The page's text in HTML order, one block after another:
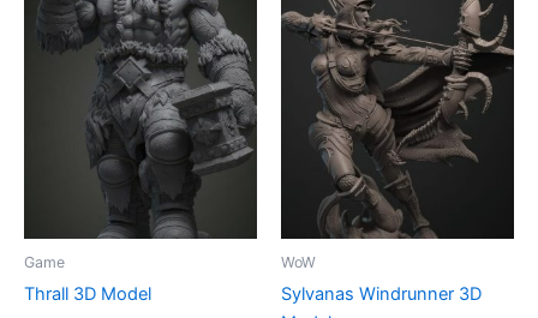
Game
Thrall 3D Model
WoW
Sylvanas Windrunner 3D